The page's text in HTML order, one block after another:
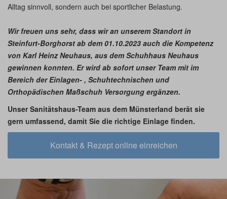
Alltag sinnvoll, sondern auch bei sportlicher Belastung.
Wir freuen uns sehr, dass wir an unserem Standort in
Steinfurt-Borghorst ab dem 01.10.2023 auch die Kompetenz
von Karl Heinz Neuhaus, aus dem Schuhhaus Neuhaus
gewinnen konnten. Er wird ab sofort unser Team mit im
Bereich der Einlagen- , Schuhtechnischen und
Orthopädischen Maßschuh Versorgung ergänzen.
Unser Sanitätshaus-Team aus dem Münsterland berät sie
gern umfassend, damit Sie die richtige Einlage finden.
Kontakt & Rezept online einreichen